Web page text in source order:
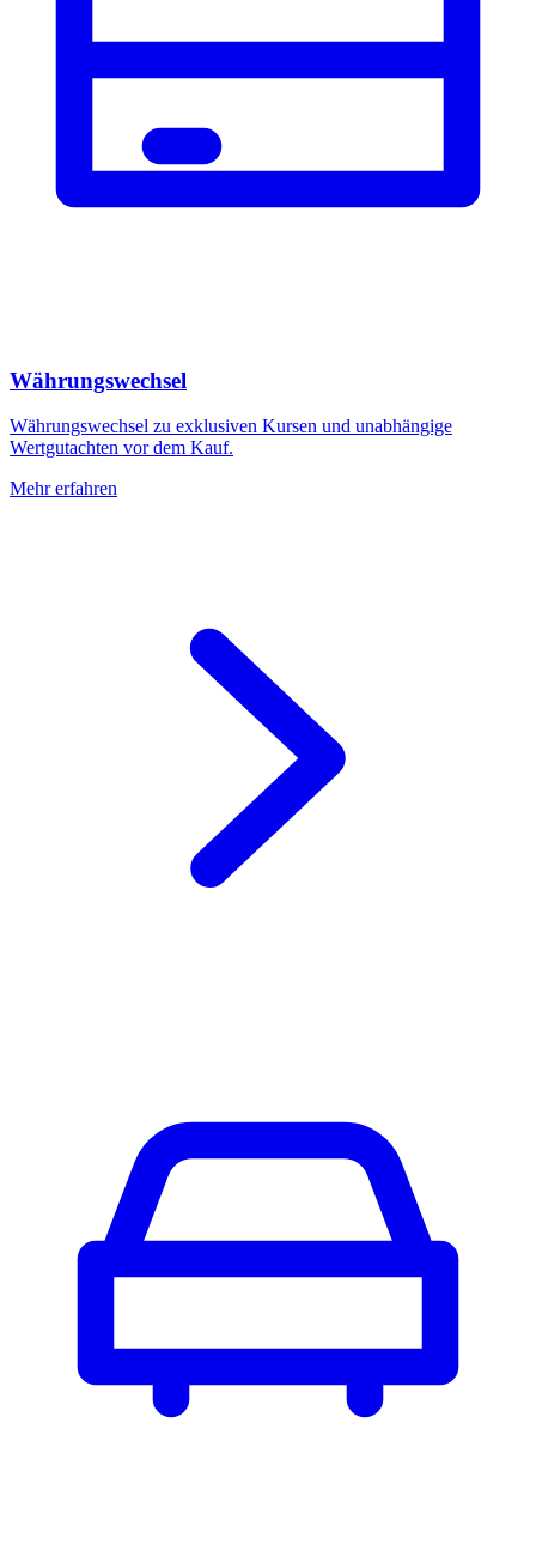
Währungswechsel
Währungswechsel zu exklusiven Kursen und unabhängige
Wertgutachten vor dem Kauf.
Mehr erfahren